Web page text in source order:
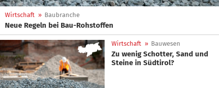
Wirtschaft » Baubranche
Neue Regeln bei Bau-Rohstoffen
Wirtschaft » Bauwesen
Zu wenig Schotter, Sand und
Steine in Südtirol?